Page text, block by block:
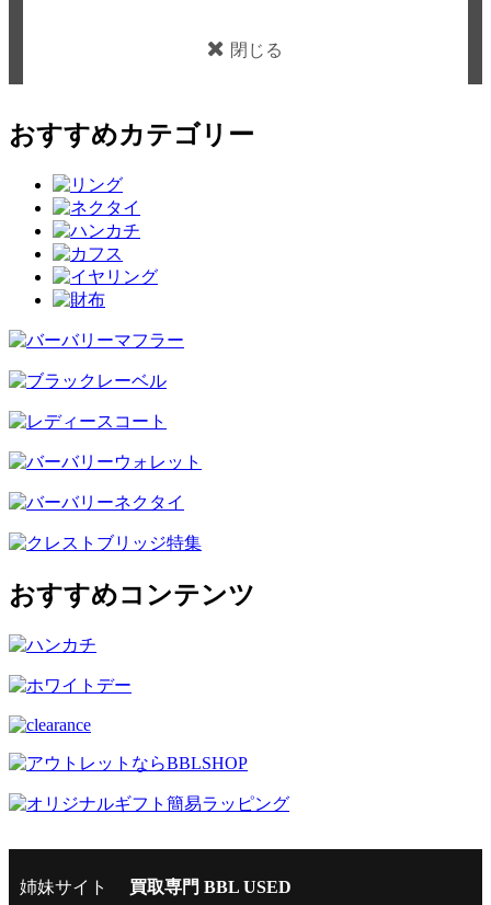
閉じる
おすすめカテゴリー
おすすめコンテンツ
姉妹サイト 買取専門 BBL USED